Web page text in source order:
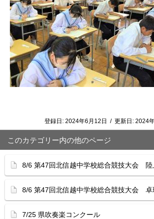
登録日: 2024年6月12日 / 更新日: 2024
このカテゴリー内の他のページ
8/6 第47回北信越中学校総合競技大会 陸
8/6 第47回北信越中学校総合競技大会 卓
7/25 県吹奏楽コンクール